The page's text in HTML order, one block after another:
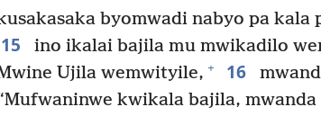
byomwadi nabyo pa
15
ino ikalai bajila mu mwikadilo
Ujila wemwityile, + 16
kwikala bajila, mwanda